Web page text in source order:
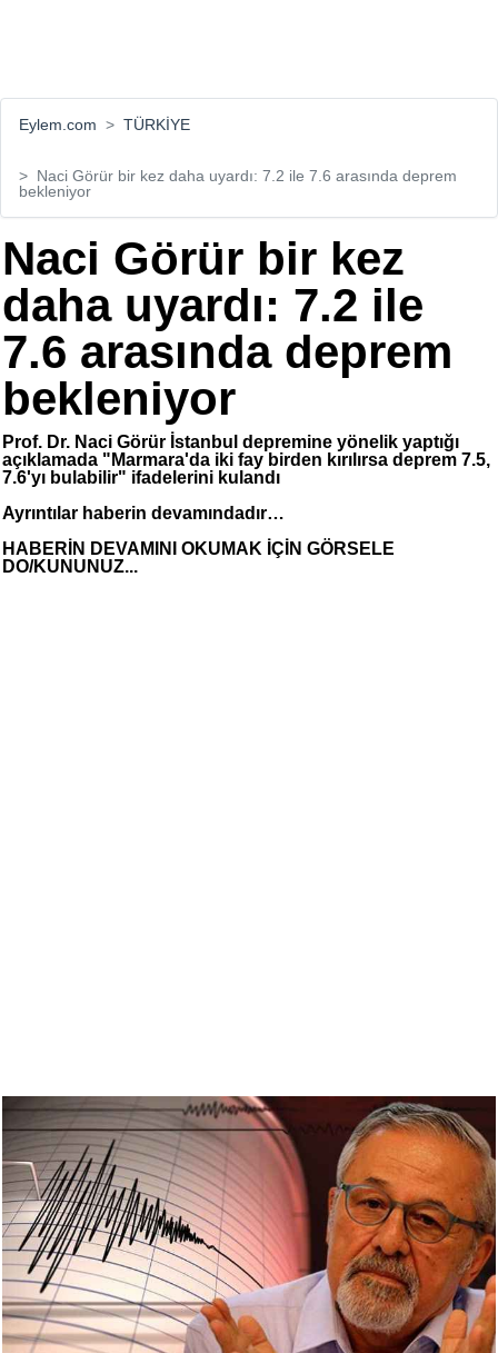
Eylem.com TÜRKİYE
Naci Görür bir kez daha uyardı: 7.2 ile 7.6 arasında deprem
bekleniyor
Naci Görür bir kez
daha uyardı: 7.2 ile
7.6 arasında deprem
bekleniyor
Prof. Dr. Naci Görür İstanbul depremine yönelik yaptığı
açıklamada "Marmara'da iki fay birden kırılırsa deprem 7.5,
7.6'yı bulabilir" ifadelerini kulandı
Ayrıntılar haberin devamındadır…
HABERİN DEVAMINI OKUMAK İÇİN GÖRSELE
DO/KUNUNUZ...